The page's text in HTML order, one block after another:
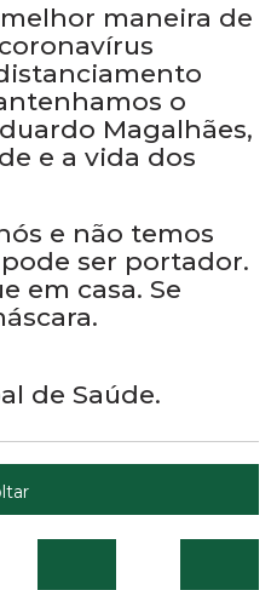
maneira de
o
Magalhães,
e a vida dos
e não temos
ser portador.
em casa. Se
de Saúde.